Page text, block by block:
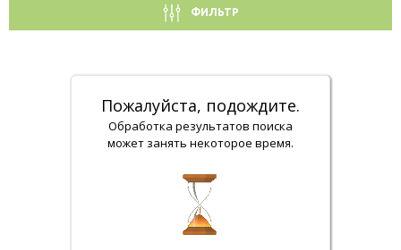
ФИЛЬТР
Пожалуйста, подождите.
Обработка результатов поиска
может занять некоторое время.